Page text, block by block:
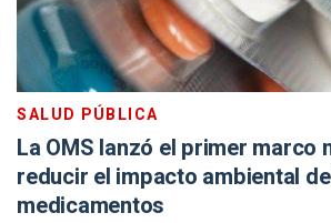
SALUD PÚBLICA
La OMS lanzó el primer marco
reducir el impacto ambiental
medicamentos